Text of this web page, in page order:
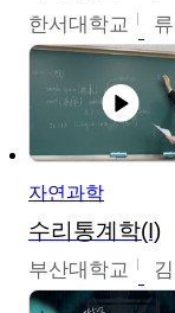
한서대학교
자연과학
수리통계학(I)
부산대학교